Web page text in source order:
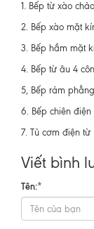
1. Bếp từ xào
2. Bếp xào mặt
3. Bếp hầm mặt
4. Bếp từ âu 4
5, Bếp rám
6. Bếp chiên
7. Tủ cơm điện từ
Viết bình
Tên:*